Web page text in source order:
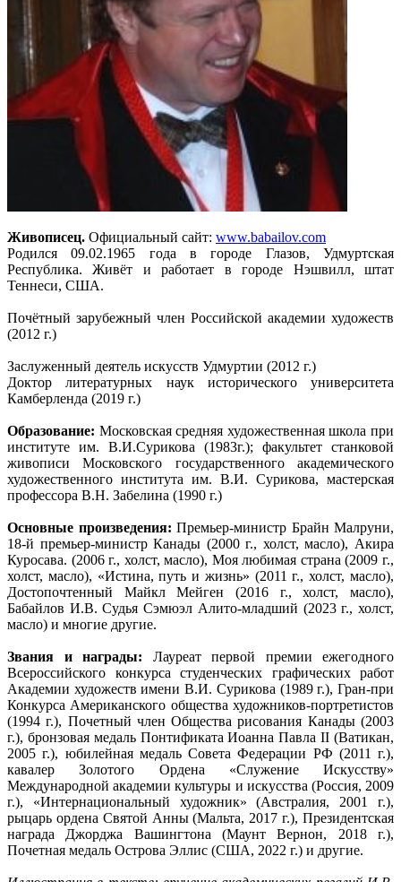
Живописец. Официальный сайт: www.babailov.com
Родился 09.02.1965 года в городе Глазов, Удмуртская
Республика. Живёт и работает в городе Нэшвилл, штат
Теннеси, США.
Почётный зарубежный член Российской академии художеств
(2012 г.)
Заслуженный деятель искусств Удмуртии (2012 г.)
Доктор литературных наук исторического университета
Камберленда (2019 г.)
Образование: Московская средняя художественная школа при
институте им. В.И.Сурикова (1983г.); факультет станковой
живописи Московского государственного академического
художественного института им. В.И. Сурикова, мастерская
профессора В.Н. Забелина (1990 г.)
Основные произведения: Премьер-министр Брайн Малруни,
18-й премьер-министр Канады (2000 г., холст, масло), Акира
Куросава. (2006 г., холст, масло), Моя любимая страна (2009 г.,
холст, масло), «Истина, путь и жизнь» (2011 г., холст, масло),
Достопочтенный Майкл Мейген (2016 г., холст, масло),
Бабайлов И.В. Судья Сэмюэл Алито-младший (2023 г., холст,
масло) и многие другие.
Звания и награды: Лауреат первой премии ежегодного
Всероссийского конкурса студенческих графических работ
Академии художеств имени В.И. Сурикова (1989 г.), Гран-при
Конкурса Американского общества художников-портретистов
(1994 г.), Почетный член Общества рисования Канады (2003
г.), бронзовая медаль Понтификата Иоанна Павла II (Ватикан,
2005 г.), юбилейная медаль Совета Федерации РФ (2011 г.),
кавалер Золотого Ордена «Служение Искусству»
Международной академии культуры и искусства (Россия, 2009
г.), «Интернациональный художник» (Австралия, 2001 г.),
рыцарь ордена Святой Анны (Мальта, 2017 г.), Президентская
награда Джорджа Вашингтона (Маунт Вернон, 2018 г.),
Почетная медаль Острова Эллис (США, 2022 г.) и другие.